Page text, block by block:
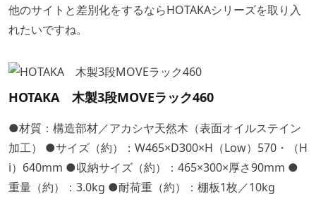
他のサイトと差別化をするならHOTAKAシリーズを取り入
れたいですね。
HOTAKA 木製3段MOVEラック460
●材質：構造部材／アカシヤ天然木（表面オイルステイン
加工） ●サイズ（約）：W465×D300×H（Low）570・（H
i）640mm ●収納サイズ（約）：465×300×厚さ90mm ●
重量（約）：3.0kg ●耐荷重（約）：棚板1枚／10kg